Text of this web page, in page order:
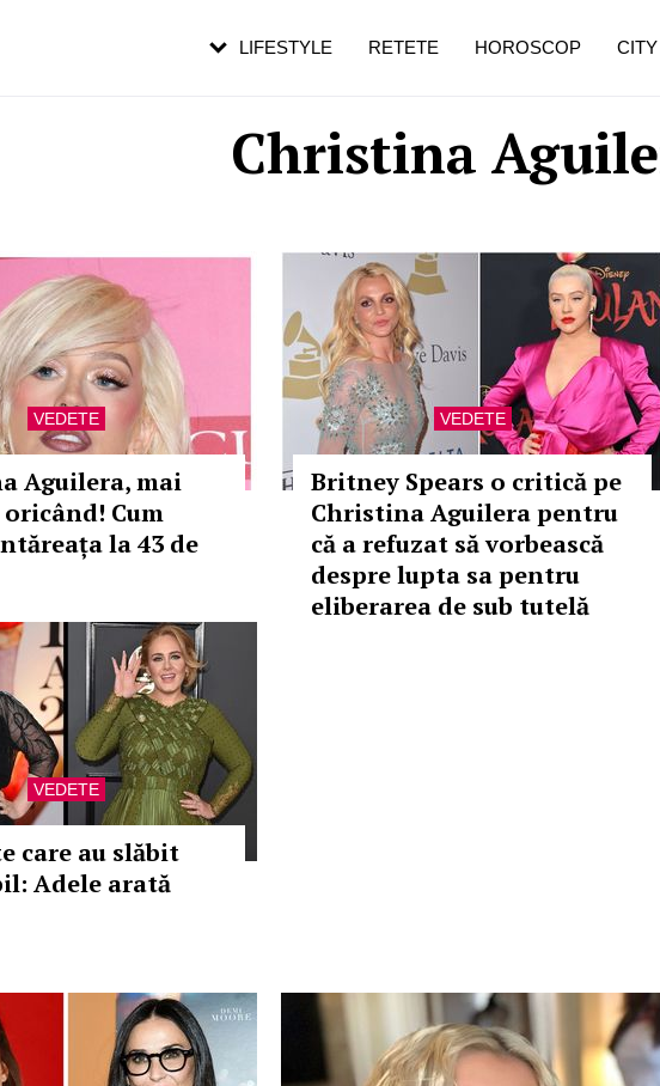
Christina
VEDETE
Aguilera, mai
oricând! Cum
la 43 de
VEDETE
Britney Spears o critică pe
Christina Aguilera pentru
că a refuzat să vorbească
despre lupta sa pentru
eliberarea de sub tutelă
VEDETE
care au slăbit
Adele arată
LIFESTYLE RETETE HOROSCOP CITY
pe măsură ce înaintezi în vârstă
de dureroasă este